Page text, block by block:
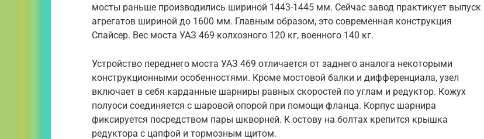
мосты раньше производились шириной 1443-1445 мм. Сейчас завод практикует выпуск
агрегатов шириной до 1600 мм. Главным образом, это современная конструкция
Спайсер. Вес моста УАЗ 469 колхозного 120 кг, военного 140 кг.
Устройство переднего моста УАЗ 469 отличается от заднего аналога некоторыми
конструкционными особенностями. Кроме мостовой балки и дифференциала, узел
включает в себя карданные шарниры равных скоростей по углам и редуктор. Кожух
полуоси соединяется с шаровой опорой при помощи фланца. Корпус шарнира
фиксируется посредством пары шкворней. К остову на болтах крепится крышка
редуктора с цапфой и тормозным щитом.